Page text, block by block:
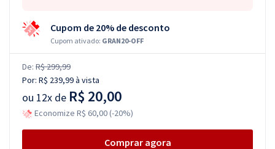
Cupom de 20% de desconto
Cupom ativado: GRAN20-OFF
De: R$ 299,99
Por: R$ 239,99à vista
ou 12x de R$ 20,00
Economize R$ 60,00 (-20%)
Comprar agora